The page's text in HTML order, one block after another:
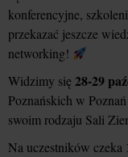
konferencyjne,
przekazać jeszcze
networking!
Widzimy się28-29
Poznańskich w
swoim rodzaju Sali
Na uczestników czeka